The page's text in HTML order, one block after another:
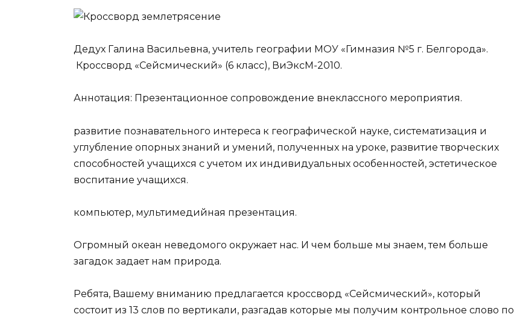
Дедух Галина Васильевна, учитель географии МОУ «Гимназия №5 г. Белгорода».
Кроссворд «Сейсмический» (6 класс), ВиЭксМ-2010.
Аннотация: Презентационное сопровождение внеклассного мероприятия.
развитие познавательного интереса к географической науке, систематизация и
углубление опорных знаний и умений, полученных на уроке, развитие творческих
способностей учащихся с учетом их индивидуальных особенностей, эстетическое
воспитание учащихся.
компьютер, мультимедийная презентация.
Огромный океан неведомого окружает нас. И чем больше мы знаем, тем больше
загадок задает нам природа.
Ребята, Вашему вниманию предлагается кроссворд «Сейсмический», который
состоит из 13 слов по вертикали, разгадав которые мы получим контрольное слово по